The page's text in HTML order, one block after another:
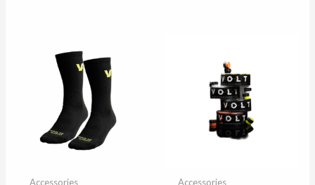
Accessories Accessories